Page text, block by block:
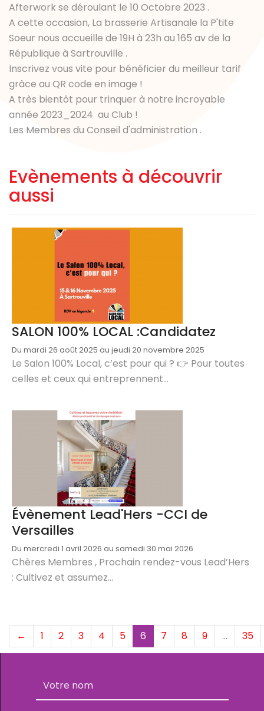
Afterwork se déroulant le 10 Octobre 2023 .
A cette occasion, La brasserie Artisanale la P'tite
Soeur nous accueille de 19H à 23h au 165 av de la
République à Sartrouville .
Inscrivez vous vite pour bénéficier du meilleur tarif
grâce au QR code en image !
A très bientôt pour trinquer à notre incroyable
année 2023_2024 au Club !
Les Membres du Conseil d'administration .
Evènements à découvrir
aussi
SALON 100% LOCAL :Candidatez
Du mardi 26 août 2025 au jeudi 20 novembre 2025
Le Salon 100% Local, c’est pour qui ? 👉 Pour toutes
celles et ceux qui entreprennent...
Évènement Lead'Hers -CCI de
Versailles
Du mercredi 1 avril 2026 au samedi 30 mai 2026
Chères Membres , Prochain rendez-vous Lead’Hers
: Cultivez et assumez...
← 1 2 3 4 5 6 (current)
7 8 9 … 35